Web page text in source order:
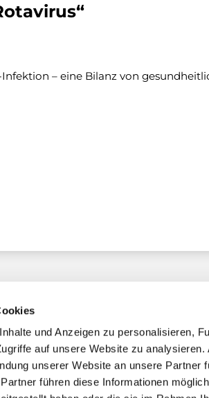
und Anzeigen zu personalisieren,
auf unsere Website zu analysieren.
unserer Website an unsere Partner
führen diese Informationen
– eine Bilanz von